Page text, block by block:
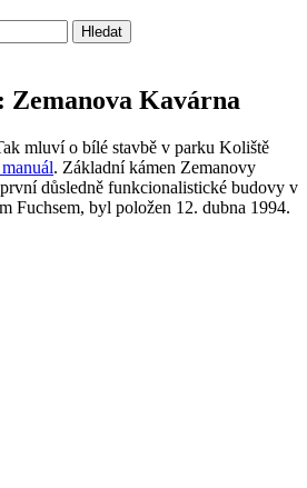
Zemanova Kavárna
mluví o bílé stavbě v parku Koliště
. Základní kámen Zemanovy
důsledně funkcionalistické budovy v
Fuchsem, byl položen 12. dubna 1994.